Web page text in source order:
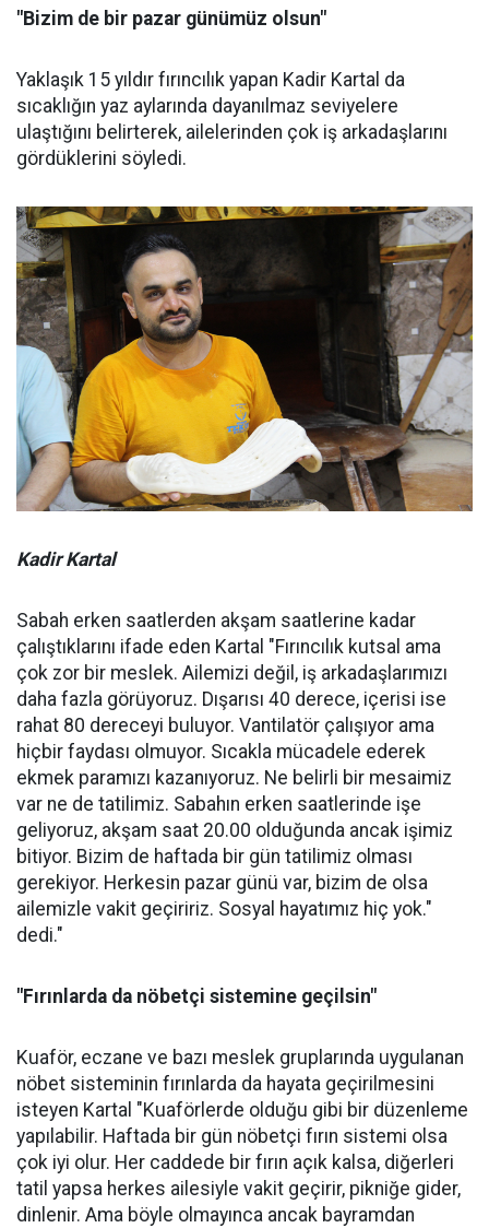
"Bizim de bir pazar günümüz olsun"
Yaklaşık 15 yıldır fırıncılık yapan Kadir Kartal da
sıcaklığın yaz aylarında dayanılmaz seviyelere
ulaştığını belirterek, ailelerinden çok iş arkadaşlarını
gördüklerini söyledi.
Kadir Kartal
Sabah erken saatlerden akşam saatlerine kadar
çalıştıklarını ifade eden Kartal "Fırıncılık kutsal ama
çok zor bir meslek. Ailemizi değil, iş arkadaşlarımızı
daha fazla görüyoruz. Dışarısı 40 derece, içerisi ise
rahat 80 dereceyi buluyor. Vantilatör çalışıyor ama
hiçbir faydası olmuyor. Sıcakla mücadele ederek
ekmek paramızı kazanıyoruz. Ne belirli bir mesaimiz
var ne de tatilimiz. Sabahın erken saatlerinde işe
geliyoruz, akşam saat 20.00 olduğunda ancak işimiz
bitiyor. Bizim de haftada bir gün tatilimiz olması
gerekiyor. Herkesin pazar günü var, bizim de olsa
ailemizle vakit geçiririz. Sosyal hayatımız hiç yok."
dedi."
"Fırınlarda da nöbetçi sistemine geçilsin"
Kuaför, eczane ve bazı meslek gruplarında uygulanan
nöbet sisteminin fırınlarda da hayata geçirilmesini
isteyen Kartal "Kuaförlerde olduğu gibi bir düzenleme
yapılabilir. Haftada bir gün nöbetçi fırın sistemi olsa
çok iyi olur. Her caddede bir fırın açık kalsa, diğerleri
tatil yapsa herkes ailesiyle vakit geçirir, pikniğe gider,
dinlenir. Ama böyle olmayınca ancak bayramdan